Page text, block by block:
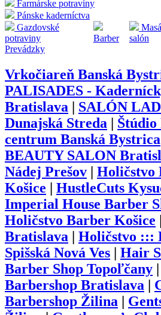
Farmárske potraviny
Pánske kaderníctva
Gazdovské
potraviny
Barber
salón
Prevádzky
Vrkočiareň Banská
PALISADES -
Bratislava
SALÓN
Dunajská Streda
Štúdio
centrum Banská Bystrica
BEAUTY SALON
Nádej Prešov
Holičstvo
Košice
HustleCuts
Imperial House Barber
Holičstvo Barber Košice
Bratislava
Holičstvo :::
Spišská Nová Ves
Hair
Barber Shop Topoľčany
Barbershop Bratislava
Barbershop Žilina